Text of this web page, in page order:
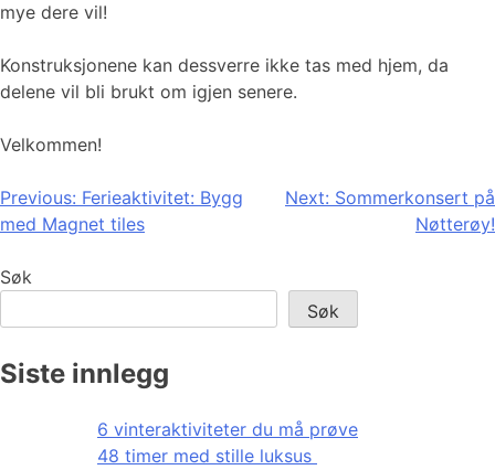
mye dere vil!
Konstruksjonene kan dessverre ikke tas med hjem, da
delene vil bli brukt om igjen senere.
Velkommen!
Innleggsnavigasjon
Previous: Ferieaktivitet: Bygg
med Magnet tiles
Next: Sommerkonsert på
Nøtterøy!
Søk
Søk
Siste innlegg
6 vinteraktiviteter du må prøve
48 timer med stille luksus